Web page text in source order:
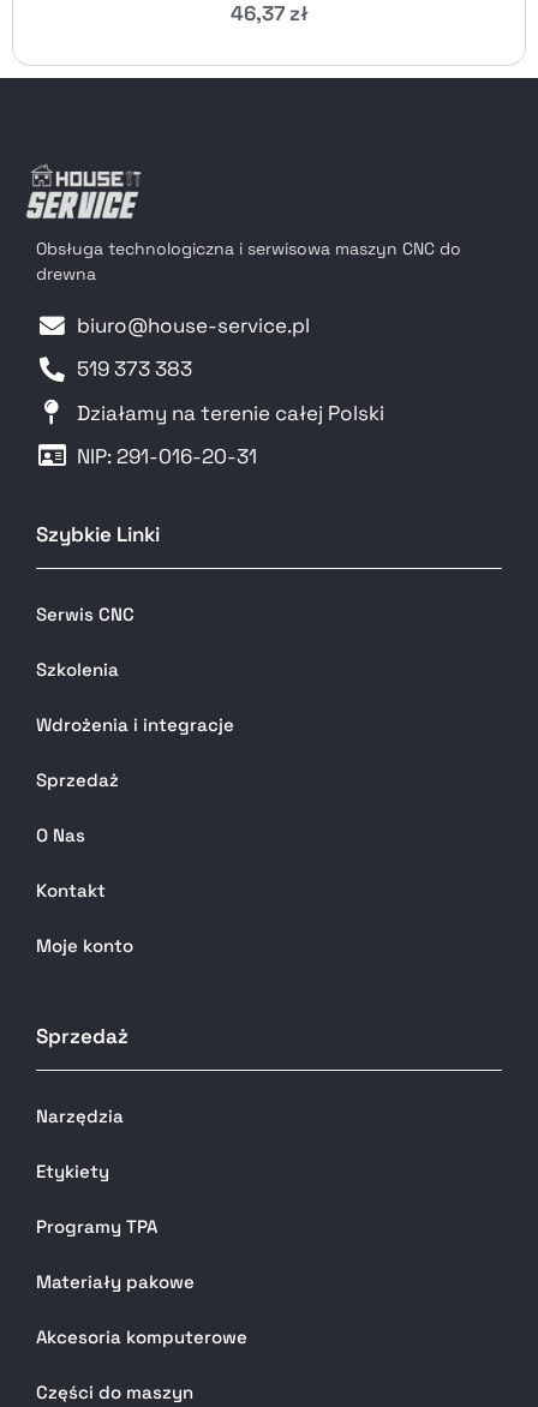
46,37 zł
Obsługa technologiczna i serwisowa maszyn CNC do
drewna
biuro@house-service.pl
519 373 383
Działamy na terenie całej Polski
NIP: 291-016-20-31​
Szybkie Linki
Serwis CNC
Szkolenia
Wdrożenia i integracje
Sprzedaż
O Nas
Kontakt
Moje konto
Sprzedaż
Narzędzia
Etykiety
Programy TPA
Materiały pakowe
Akcesoria komputerowe
Części do maszyn